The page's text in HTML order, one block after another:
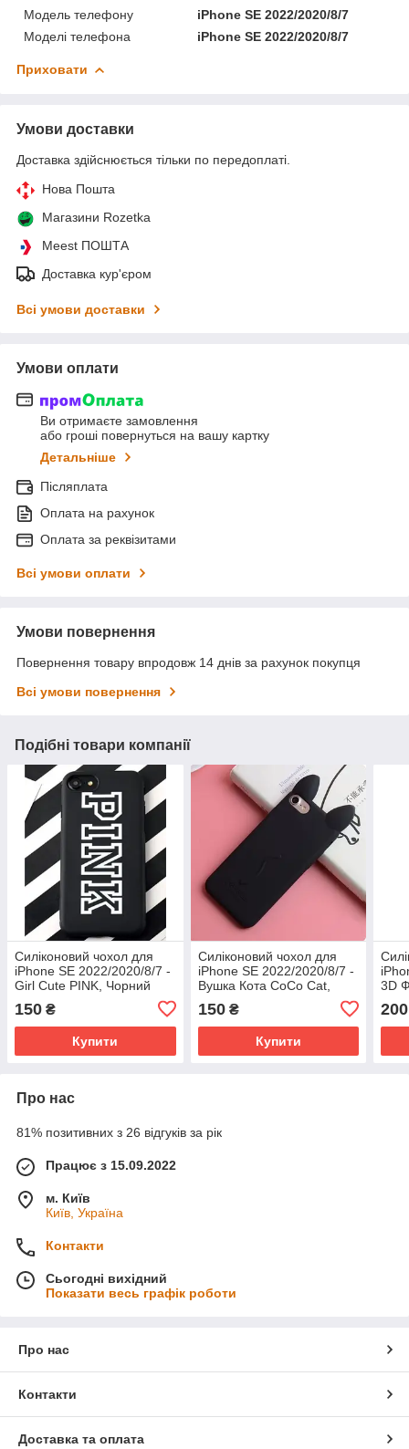
Модель телефону
iPhone SE 2022/2020/8/7
Моделі телефона
iPhone SE 2022/2020/8/7
Приховати
Умови доставки
Доставка здійснюється тільки по передоплаті.
Нова Пошта
Магазини Rozetka
Meest ПОШТА
Доставка кур'єром
Всі умови доставки
Умови оплати
Ви отримаєте замовлення
або гроші повернуться на вашу картку
Детальніше
Післяплата
Оплата на рахунок
Оплата за реквізитами
Всі умови оплати
Умови повернення
Повернення товару впродовж 14 днів за рахунок покупця
Всі умови повернення
Подібні товари компанії
Силіконовий чохол для
iPhone SE 2022/2020/8/7 -
Girl Cute PINK, Чорний
150 ₴
Купити
Силіконовий чохол для
iPhone SE 2022/2020/8/7 -
Вушка Кота CoCo Cat,
150₴
Купити
3D
200
Про нас
81% позитивних з 26 відгуків за рік
Працює з 15.09.2022
м. Київ
Київ, Україна
Контакти
Сьогодні вихідний
Показати весь графік роботи
Про нас
Контакти
Доставка та оплата